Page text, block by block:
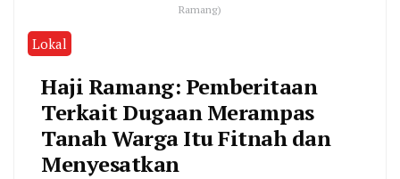
Ramang)
Lokal
Haji Ramang: Pemberitaan
Terkait Dugaan Merampas
Tanah Warga Itu Fitnah dan
Menyesatkan